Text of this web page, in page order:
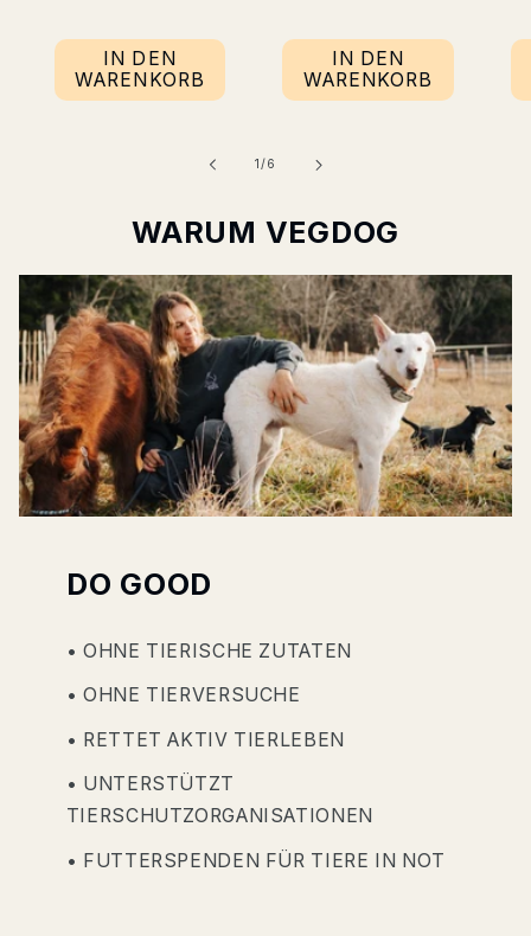
IN DEN
WARENKORB
IN DEN
WARENKORB
1/von
6
WARUM VEGDOG
DO GOOD
• OHNE TIERISCHE ZUTATEN
• OHNE TIERVERSUCHE
• RETTET AKTIV TIERLEBEN
• UNTERSTÜTZT
TIERSCHUTZORGANISATIONEN
• FUTTERSPENDEN FÜR TIERE IN NOT